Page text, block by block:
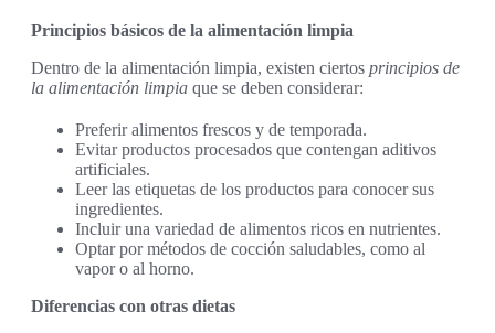
Principios básicos de la alimentación limpia
Dentro de la alimentación limpia, existen ciertos principios de
la alimentación limpia que se deben considerar:
Preferir alimentos frescos y de temporada.
Evitar productos procesados que contengan aditivos
artificiales.
Leer las etiquetas de los productos para conocer sus
ingredientes.
Incluir una variedad de alimentos ricos en nutrientes.
Optar por métodos de cocción saludables, como al
vapor o al horno.
Diferencias con otras dietas